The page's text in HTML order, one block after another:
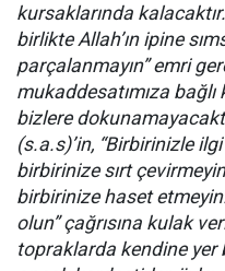
kursaklarında kalacaktır.
birlikte Allah’ın ipine
parçalanmayın” emri
mukaddesatımıza
bizlere
(s.a.s)’in, “Birbirinizle
birbirinize sırt
birbirinize haset
olun” çağrısına kulak
topraklarda kendine yer